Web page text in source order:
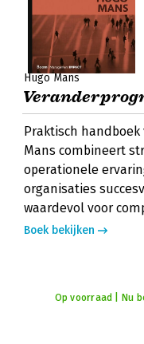
Hugo Mans
Praktisch
Mans combineert
operationele
organisaties
waardevol voor
Boek bekijken
Op voorraad | Nu